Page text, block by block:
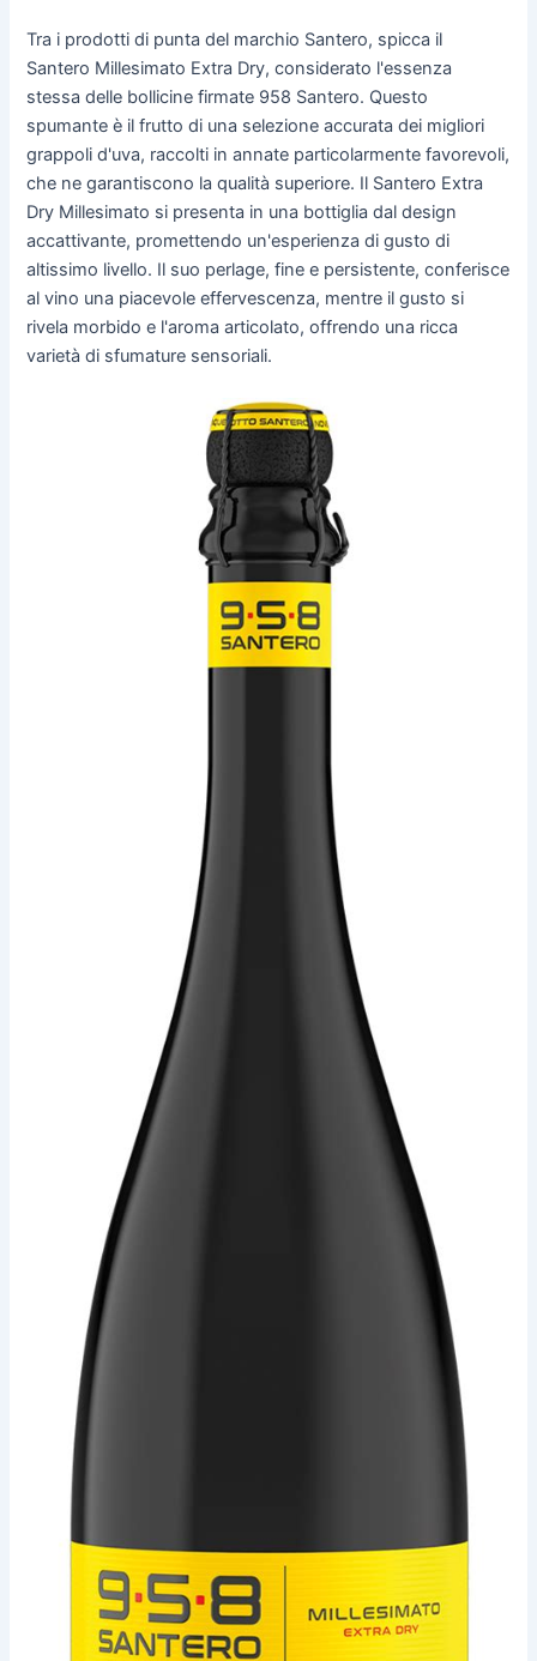
Tra i prodotti di punta del marchio Santero, spicca il
Santero Millesimato Extra Dry, considerato l'essenza
stessa delle bollicine firmate 958 Santero. Questo
spumante è il frutto di una selezione accurata dei migliori
grappoli d'uva, raccolti in annate particolarmente favorevoli,
che ne garantiscono la qualità superiore. Il Santero Extra
Dry Millesimato si presenta in una bottiglia dal design
accattivante, promettendo un'esperienza di gusto di
altissimo livello. Il suo perlage, fine e persistente, conferisce
al vino una piacevole effervescenza, mentre il gusto si
rivela morbido e l'aroma articolato, offrendo una ricca
varietà di sfumature sensoriali.